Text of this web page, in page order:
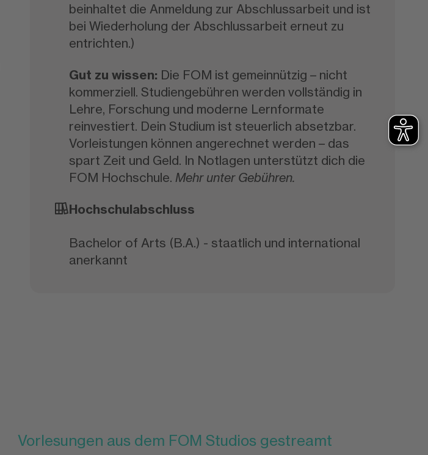
beinhaltet die Anmeldung zur Abschlussarbeit und ist
bei Wiederholung der Abschlussarbeit erneut zu
entrichten.)
Gut zu wissen: Die FOM ist gemeinnützig – nicht
kommerziell. Studiengebühren werden vollständig in
Lehre, Forschung und moderne Lernformate
reinvestiert. Dein Studium ist steuerlich absetzbar.
Vorleistungen können angerechnet werden – das
spart Zeit und Geld. In Notlagen unterstützt dich die
FOM Hochschule. Mehr unter Gebühren.
Hochschulabschluss
Bachelor of Arts (B.A.) - staatlich und international
anerkannt
Vorlesungen aus dem FOM Studios gestreamt